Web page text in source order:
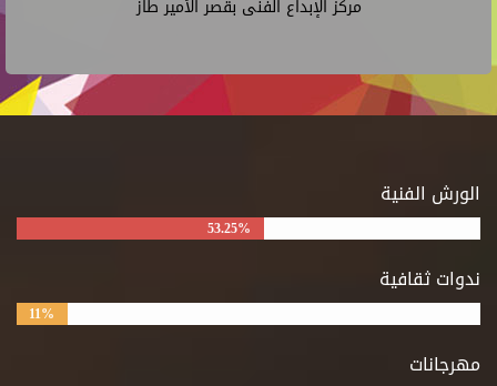
مركز الإبداع الفنى بقصر الأمير طاز
الورش الفنية
53.25%
ندوات ثقافية
11%
مهرجانات